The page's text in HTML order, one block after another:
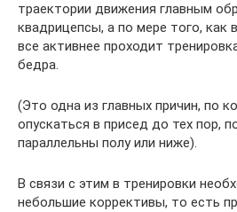
траектории движения главным
квадрицепсы, а по мере того, как
все активнее проходит
бедра.
(Это одна из главных причин, по
опускаться в присед до тех пор,
параллельны полу или ниже).
В связи с этим в тренировки
небольшие коррективы, то есть